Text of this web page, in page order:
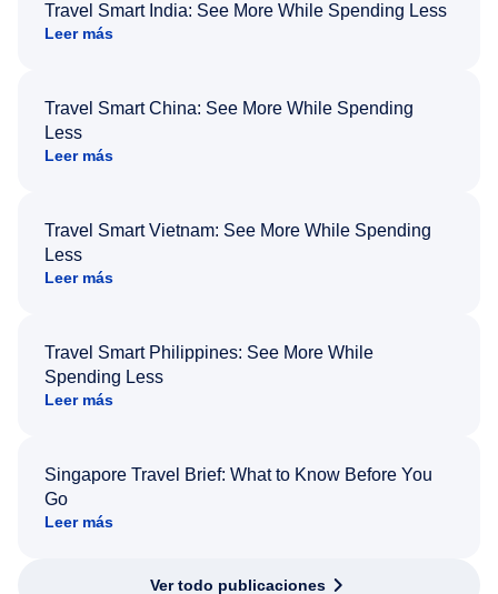
Travel Smart India: See More While Spending Less
Leer más
Travel Smart China: See More While Spending
Less
Leer más
Travel Smart Vietnam: See More While Spending
Less
Leer más
Travel Smart Philippines: See More While
Spending Less
Leer más
Singapore Travel Brief: What to Know Before You
Go
Leer más
Ver todo publicaciones